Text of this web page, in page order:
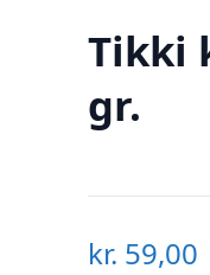
Tikki
gr.
kr. 59,00